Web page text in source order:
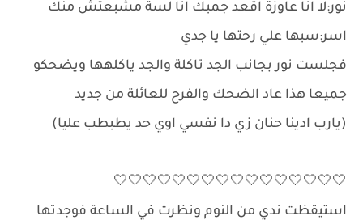
نور:لا انا عاوزة اقعد جمبك انا لسة مشبعتش منك
اسر:سبها علي رحتها يا جدي
فجلست نور بجانب الجد تاكلة والجد ياكلهها ويضحكو
جميعا هذا عاد الضحك والفرح للعائلة من جديد
(يارب ادينا حنان زي دا نفسي اوي حد يطبطب عليا)
🤍🤍🤍🤍🤍🤍🤍🤍🤍🤍🤍🤍🤍🤍🤍🤍
استيقظت ندي من النوم ونظرت في الساعة فوجدتها